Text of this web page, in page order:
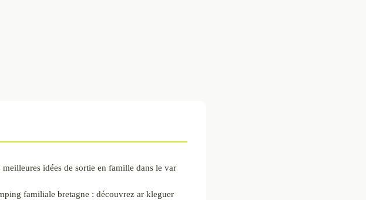
meilleures idées de sortie en famille dans le var
familiale bretagne : découvrez ar kleguer